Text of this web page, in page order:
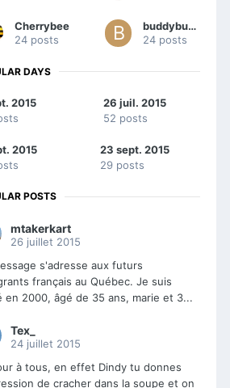
Cherrybee
24 posts
buddybuch
24 posts
DAYS
2015
26 juil. 2015
52 posts
2015
23 sept. 2015
29 posts
POSTS
mtakerkart
26 juillet 2015
s'adresse aux futurs
français au Québec. Je suis
en 2000, âgé de 35 ans, marie et 3...
Tex_
24 juillet 2015
à tous, en effet Dindy tu donnes
de cracher dans la soupe et on